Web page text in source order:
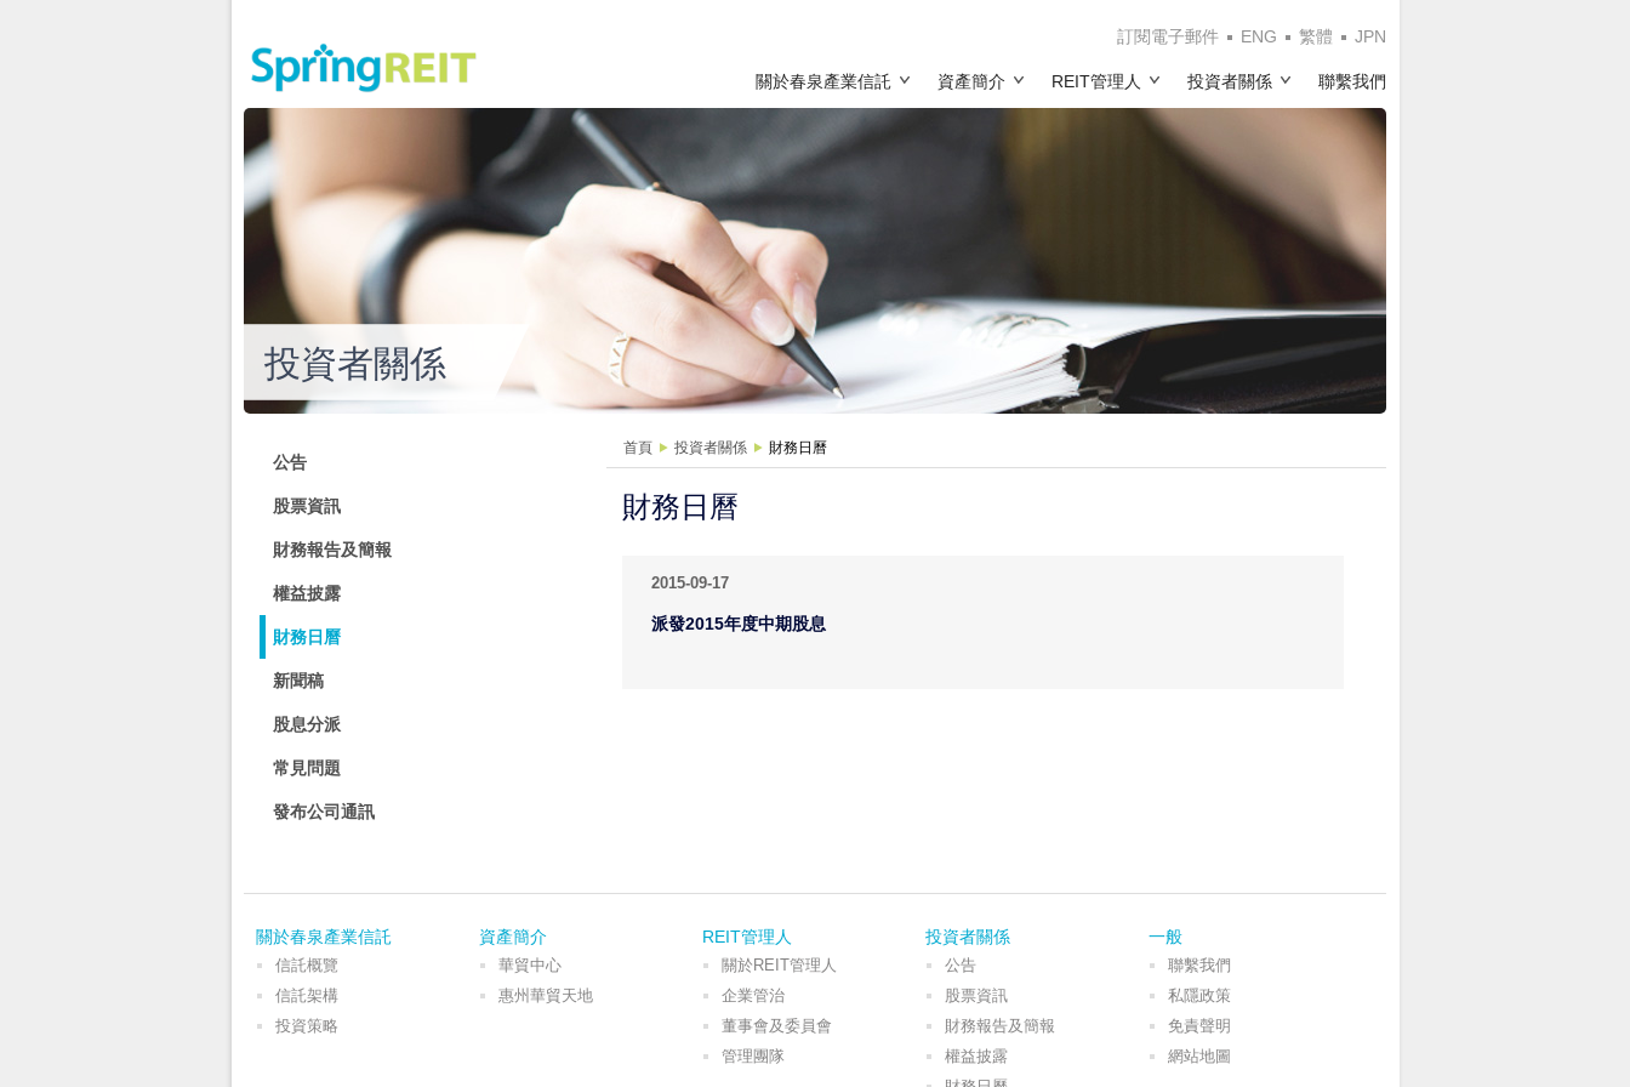
關於春泉產業信託 資產簡介 REIT管理人 投資者關係 聯繫我們
訂閱電子郵件 ENG 繁體 JPN
投資者關係
公告
股票資訊
財務報告及簡報
權益披露
財務日曆
新聞稿
股息分派
常見問題
發布公司通訊
首頁 投資者關係 財務日曆
財務日曆
2015-09-17
派發2015年度中期股息
關於春泉產業信託
信託概覽
信託架構
投資策略
資產簡介
華貿中心
惠州華貿天地
REIT管理人
關於REIT管理人
企業管治
董事會及委員會
管理團隊
投資者關係
公告
股票資訊
財務報告及簡報
權益披露
一般
聯繫我們
私隱政策
免責聲明
網站地圖